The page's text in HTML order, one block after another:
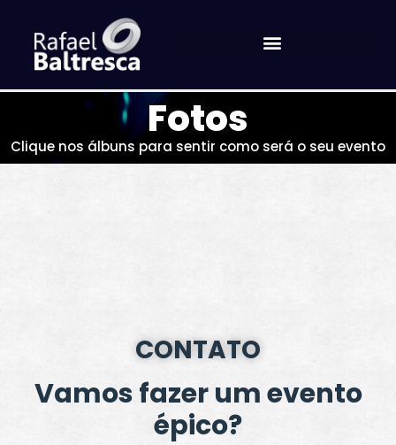
Fotos
Clique nos álbuns para sentir como será o seu evento
CONTATO
Vamos fazer um evento
épico?